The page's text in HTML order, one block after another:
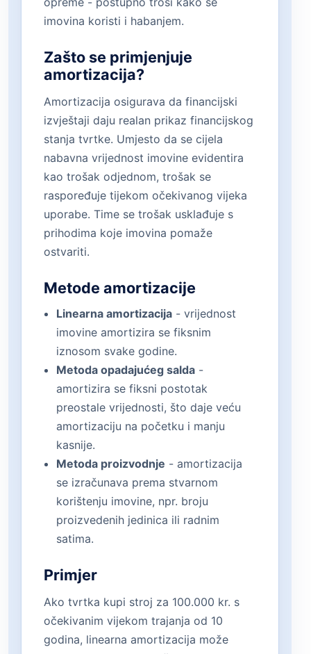
imovina koristi i habanjem.
Zašto se primjenjuje
amortizacija?
Amortizacija osigurava da financijski
izvještaji daju realan prikaz financijskog
stanja tvrtke. Umjesto da se cijela
nabavna vrijednost imovine evidentira
kao trošak odjednom, trošak se
raspoređuje tijekom očekivanog vijeka
uporabe. Time se trošak usklađuje s
prihodima koje imovina pomaže
ostvariti.
Metode amortizacije
Linearna amortizacija- vrijednost
imovine amortizira se fiksnim
iznosom svake godine.
Metoda opadajućeg salda-
amortizira se fiksni postotak
preostale vrijednosti, što daje veću
amortizaciju na početku i manju
kasnije.
Metoda proizvodnje - amortizacija
se izračunava prema stvarnom
korištenju imovine, npr. broju
proizvedenih jedinica ili radnim
satima.
Primjer
Ako tvrtka kupi stroj za 100.000 kr. s
očekivanim vijekom trajanja od 10
godina, linearna amortizacija može